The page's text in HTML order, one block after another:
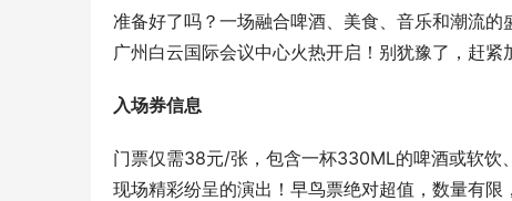
准备好了吗？一场融合啤酒、美食、音乐和潮流
广州白云国际会议中心火热开启！别犹豫了，赶紧
入场券信息
门票仅需38元/张，包含一杯330ML的啤酒或软饮
现场精彩纷呈的演出！早鸟票绝对超值，数量有